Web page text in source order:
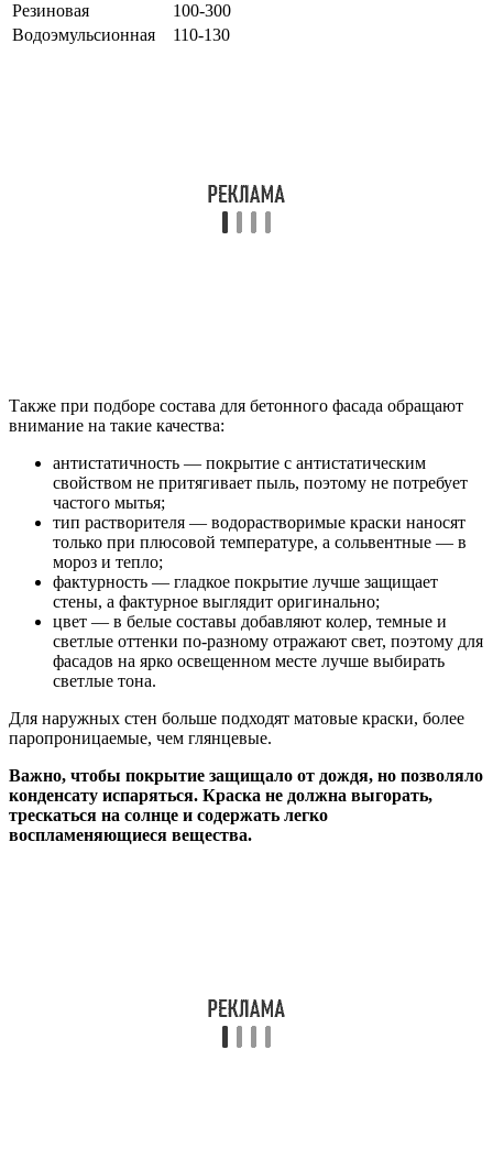
Резиновая
100-300
Водоэмульсионная
110-130
Также при подборе состава для бетонного фасада обращают
внимание на такие качества:
антистатичность — покрытие с антистатическим
свойством не притягивает пыль, поэтому не потребует
частого мытья;
тип растворителя — водорастворимые краски наносят
только при плюсовой температуре, а сольвентные — в
мороз и тепло;
фактурность — гладкое покрытие лучше защищает
стены, а фактурное выглядит оригинально;
цвет — в белые составы добавляют колер, темные и
светлые оттенки по-разному отражают свет, поэтому для
фасадов на ярко освещенном месте лучше выбирать
светлые тона.
Для наружных стен больше подходят матовые краски, более
паропроницаемые, чем глянцевые.
Важно, чтобы покрытие защищало от дождя, но позволяло
конденсату испаряться. Краска не должна выгорать,
трескаться на солнце и содержать легко
воспламеняющиеся вещества.